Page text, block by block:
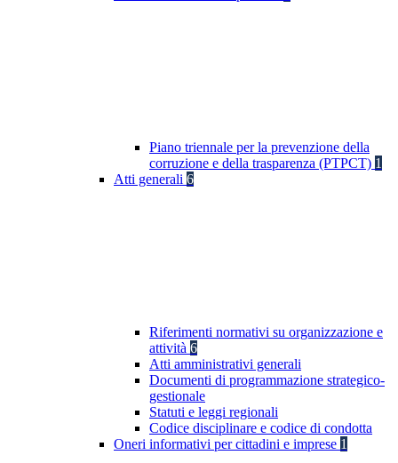
Piano triennale per la prevenzione della
corruzione e della trasparenza (PTPCT) 1
Atti generali 6
Riferimenti normativi su organizzazione e
attività 6
Atti amministrativi generali
Documenti di programmazione strategico-
gestionale
Statuti e leggi regionali
Codice disciplinare e codice di condotta
Oneri informativi per cittadini e imprese 1